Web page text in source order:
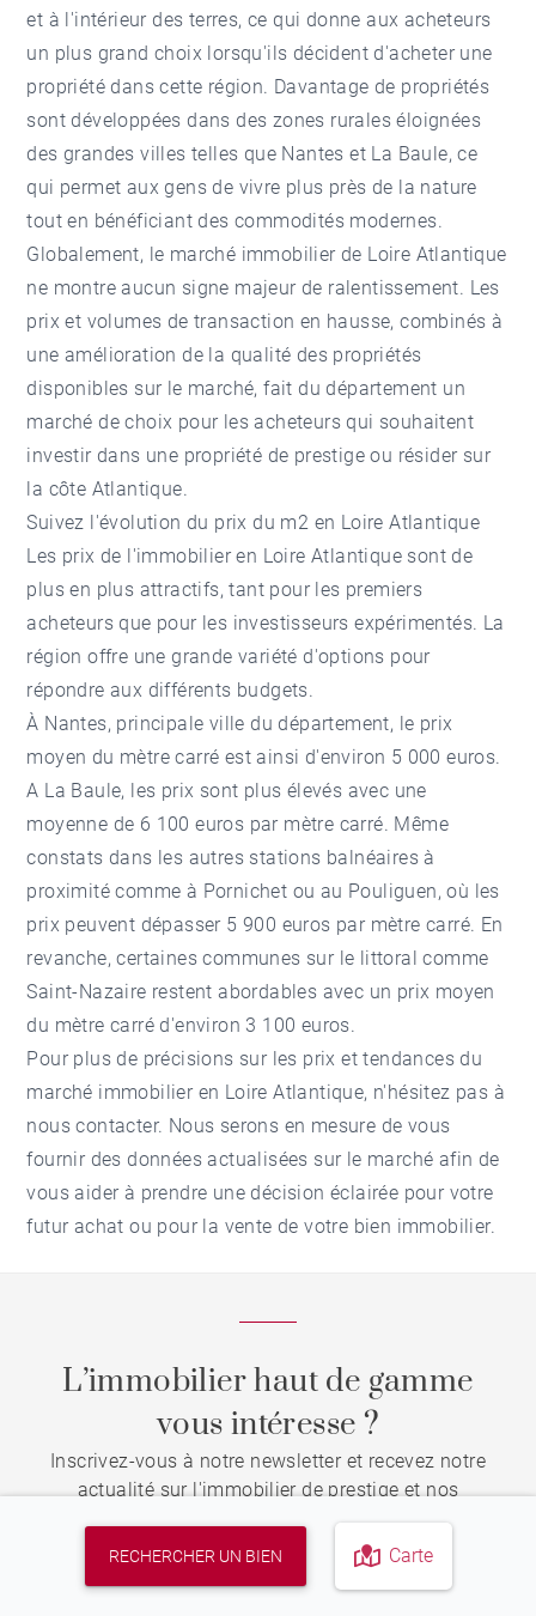
RECHERCHER UN BIEN Carte
et à l'intérieur des terres, ce qui donne aux acheteurs
un plus grand choix lorsqu'ils décident d'acheter une
propriété dans cette région. Davantage de propriétés
sont développées dans des zones rurales éloignées
des grandes villes telles que Nantes et La Baule, ce
qui permet aux gens de vivre plus près de la nature
tout en bénéficiant des commodités modernes.
Globalement, le marché immobilier de Loire Atlantique
ne montre aucun signe majeur de ralentissement. Les
prix et volumes de transaction en hausse, combinés à
une amélioration de la qualité des propriétés
disponibles sur le marché, fait du département un
marché de choix pour les acheteurs qui souhaitent
investir dans une propriété de prestige ou résider sur
la côte Atlantique.
Suivez l'évolution du prix du m2 en Loire Atlantique
Les prix de l'immobilier en Loire Atlantique sont de
plus en plus attractifs, tant pour les premiers
acheteurs que pour les investisseurs expérimentés. La
région offre une grande variété d'options pour
répondre aux différents budgets.
À Nantes, principale ville du département, le prix
moyen du mètre carré est ainsi d'environ 5 000 euros.
A La Baule, les prix sont plus élevés avec une
moyenne de 6 100 euros par mètre carré. Même
constats dans les autres stations balnéaires à
proximité comme à Pornichet ou au Pouliguen, où les
prix peuvent dépasser 5 900 euros par mètre carré. En
revanche, certaines communes sur le littoral comme
Saint-Nazaire restent abordables avec un prix moyen
du mètre carré d'environ 3 100 euros.
Pour plus de précisions sur les prix et tendances du
marché immobilier en Loire Atlantique, n'hésitez pas à
nous contacter. Nous serons en mesure de vous
fournir des données actualisées sur le marché afin de
vous aider à prendre une décision éclairée pour votre
futur achat ou pour la vente de votre bien immobilier.
L’immobilier haut de gamme
vous intéresse ?
Inscrivez-vous à notre newsletter et recevez notre
actualité sur l'immobilier de prestige et nos
S'INSCRIRE